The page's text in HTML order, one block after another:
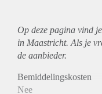
Op deze pagina vind
in Maastricht. Als je
de aanbieder.
Bemiddelingskosten
Nee